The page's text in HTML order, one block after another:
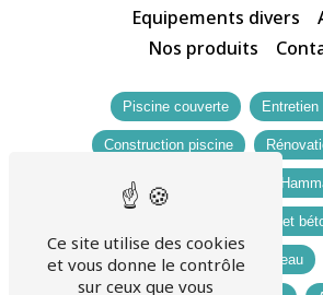
Equipements divers
Nos produits
Piscine couverte
Construction piscine
Sauna
Abris de jardin bois et
Adoucisseur d'eau
Ce site utilise des cookies
et vous donne le contrôle
sur ceux que vous